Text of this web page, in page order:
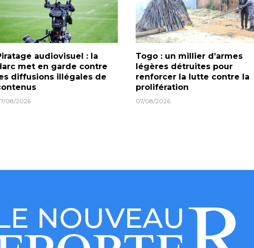
audiovisuel : la
met en garde contre
diffusions illégales de
08/2026
Togo : un millier d’armes
légères détruites pour
renforcer la lutte contre la
prolifération
07/08/2026